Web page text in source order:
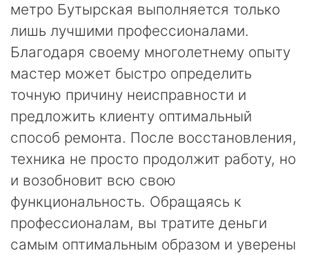
метро Бутырская выполняется только
лишь лучшими профессионалами.
Благодаря своему многолетнему опыту
мастер может быстро определить
точную причину неисправности и
предложить клиенту оптимальный
способ ремонта. После восстановления,
техника не просто продолжит работу, но
и возобновит всю свою
функциональность. Обращаясь к
профессионалам, вы тратите деньги
самым оптимальным образом и уверены